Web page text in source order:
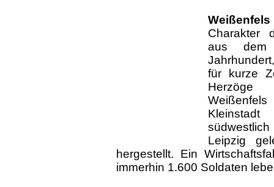
Weißenfels
Charakter
aus
für kurze
Herzöge
Leipzig
hergestellt. Ein
immerhin 1.600 Soldaten